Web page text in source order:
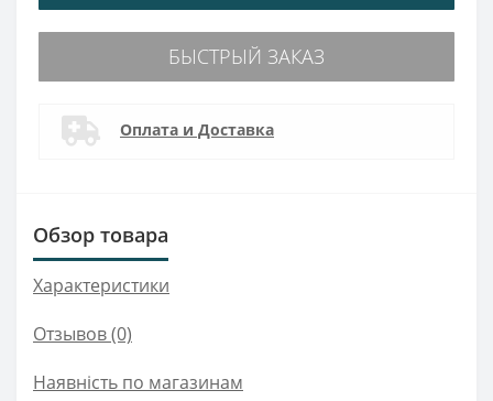
БЫСТРЫЙ ЗАКАЗ
Оплата и Доставка
Обзор товара
Характеристики
Отзывов (0)
Наявність по магазинам